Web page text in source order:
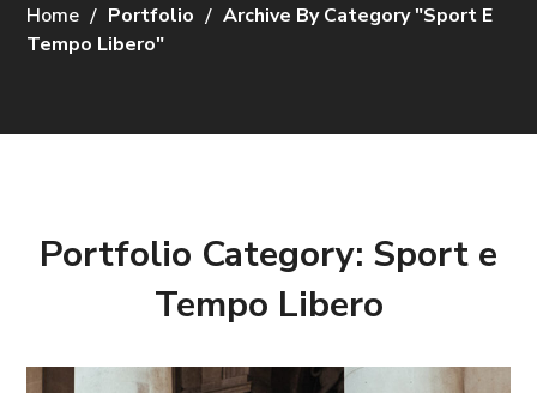
Home Portfolio
Archive By Category "Sport E
Tempo Libero"
Portfolio Category: Sport e
Tempo Libero